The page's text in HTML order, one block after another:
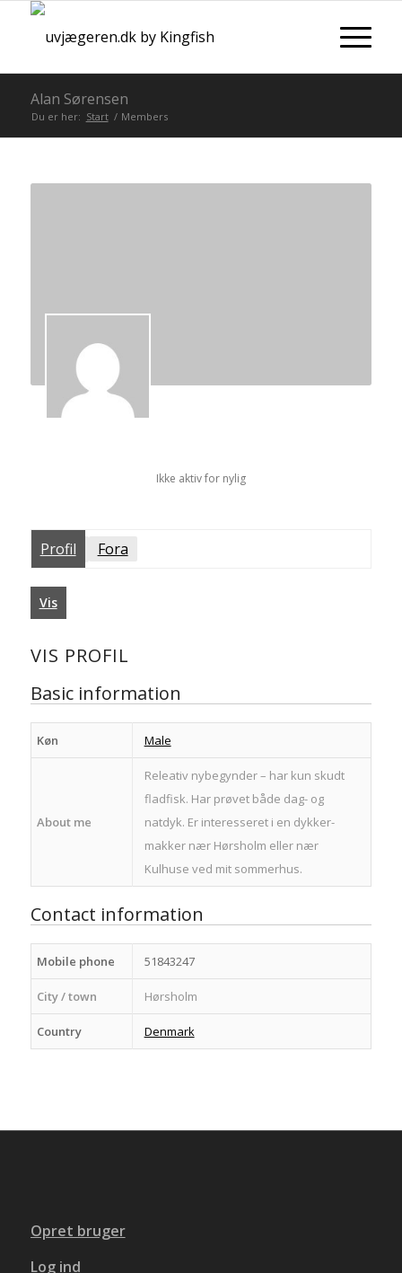
Alan Sørensen
Du er her: Start / Members
Ikke aktiv for nylig
Profil Fora
Vis
VIS PROFIL
Basic information
Køn Male
About me
Releativ nybegynder – har kun skudt
fladfisk. Har prøvet både dag- og
natdyk. Er interesseret i en dykker-
makker nær Hørsholm eller nær
Kulhuse ved mit sommerhus.
Contact information
Mobile phone 51843247
City / town Hørsholm
Country Denmark
Opret bruger
Log ind